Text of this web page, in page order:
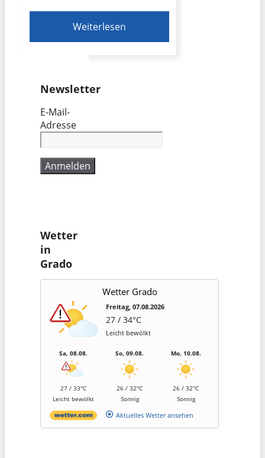
Weiterlesen
Newsletter
E-Mail-
Adresse
Wetter
in
Grado
Wetter Grado
Freitag, 07.08.2026
27 / 34°C
Leicht bewölkt
Sa, 08.08.
27 / 33°C
Leicht bewölkt
So, 09.08.
26 / 32°C
Sonnig
Mo, 10.08.
26 / 32°C
Sonnig
Aktuelles Wetter ansehen